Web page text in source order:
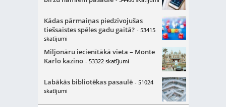
Kādas pārmaiņas piedzīvojušas
tiešsaistes spēles gadu gaitā? - 53415
skatījumi
Miljonāru iecienītākā vieta – Monte
Karlo kazino - 53322 skatījumi
Labākās bibliotēkas pasaulē - 51024
skatījumi